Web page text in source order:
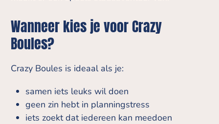
Wanneer kies je voor Crazy
Boules?
Crazy Boules is ideaal als je:
samen iets leuks wil doen
geen zin hebt in planningstress
iets zoekt dat iedereen kan meedoen